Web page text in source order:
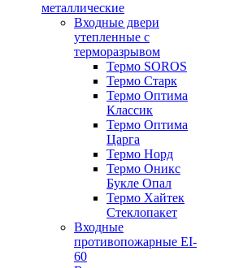
металлические
Входные двери
утепленные с
терморазрывом
Термо SOROS
Термо Старк
Термо Оптима
Классик
Термо Оптима
Царга
Термо Норд
Термо Оникс
Букле Опал
Термо Хайтек
Стеклопакет
Входные
противопожарные EI-
60